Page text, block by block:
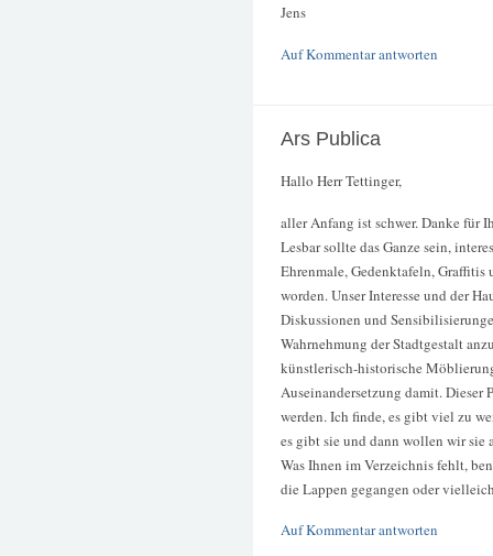
Jens
Auf Kommentar antworten
Ars Publica
Hallo Herr Tettinger,
aller Anfang ist schwer. Danke für
Lesbar sollte das Ganze sein,
Ehrenmale, Gedenktafeln, Graffitis
worden. Unser Interesse und der
Diskussionen und
Wahrnehmung der Stadtgestalt
künstlerisch-historische
Auseinandersetzung damit. Dieser
werden. Ich finde, es gibt viel zu
es gibt sie und dann wollen wir sie
Was Ihnen im Verzeichnis fehlt,
die Lappen gegangen oder
Auf Kommentar antworten